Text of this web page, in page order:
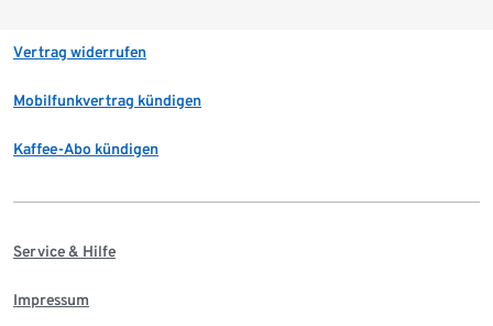
Vertrag widerrufen
Mobilfunkvertrag kündigen
Kaffee-Abo kündigen
Service & Hilfe
Impressum